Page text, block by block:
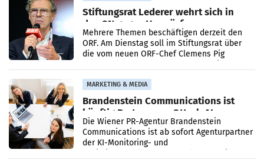
Stiftungsrat Lederer wehrt sich in
den SN gegen Vorwürfe
Mehrere Themen beschäftigen derzeit den
ORF. Am Dienstag soll im Stiftungsrat über
die vom neuen ORF-Chef Clemens Pig
MARKETING & MEDIA
Brandenstein Communications ist
künftig Partner von OtterlyAI
Die Wiener PR-Agentur Brandenstein
Communications ist ab sofort Agenturpartner
der KI-Monitoring- und